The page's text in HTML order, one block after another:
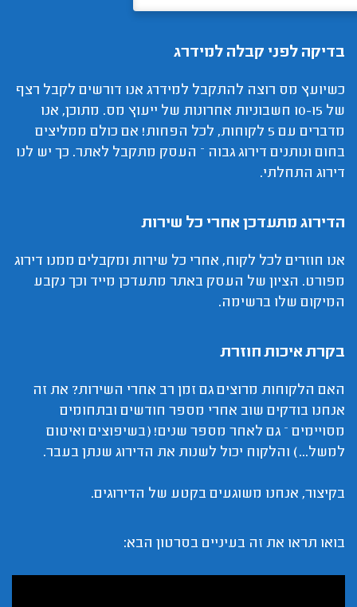
בדיקה לפני קבלה למידרג
כשיועץ מס רוצה להתקבל למידרג אנו דורשים לקבל רצף
של 10-15 חשבוניות אחרונות של ייעוץ מס. מתוכן, אנו
מדברים עם 5 לקוחות, לכל הפחות! אם כולם ממליצים
בחום ונותנים דירוג גבוה – העסק מתקבל לאתר. כך יש לנו
דירוג התחלתי.
הדירוג מתעדכן אחרי כל שירות
אנו חוזרים לכל לקוח, אחרי כל שירות ומקבלים ממנו דירוג
מפורט. הציון של העסק באתר מתעדכן מייד וכך נקבע
המיקום שלו ברשימה.
בקרת איכות חוזרת
האם הלקוחות מרוצים גם זמן רב אחרי השירות? את זה
אנחנו בודקים שוב אחרי מספר חודשים ובתחומים
מסויימים – גם לאחר מספר שנים! (בשיפוצים ואיטום
למשל...) והלקוח יכול לשנות את הדירוג שנתן בעבר.
בקיצור, אנחנו משוגעים בקטע של הדירוגים.
בואו תראו את זה בעיניים בסרטון הבא: